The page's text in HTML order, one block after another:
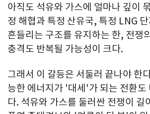
아직도 석유와 가스에 얼마나 깊이
정 해협과 특정 산유국, 특정 LNG
흔들리는 구조를 유지하는 한, 전쟁
충격도 반복될 가능성이 크다.
그래서 이 갈등은 서둘러 끝나야 한
능한 에너지가 '대세'가 되는 전환도
다. 석유와 가스를 둘러싼 전쟁이 길